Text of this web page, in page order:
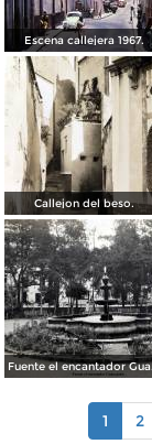
Escena callejera 1967.
Callejon del beso.
1 2